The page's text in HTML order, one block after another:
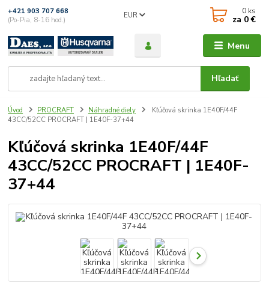
Menu
EUR
Hľadať
+421 903 707 668
(Po-Pia, 8-16 hod.)
0 ks
za 0 €
Úvod PROCRAFT Náhradné diely
Kľúčová skrinka 1E40F/44F
43СС/52СС PROCRAFT | 1E40F-37+44
Kľúčová skrinka 1E40F/44F
43СС/52СС PROCRAFT | 1E40F-
37+44